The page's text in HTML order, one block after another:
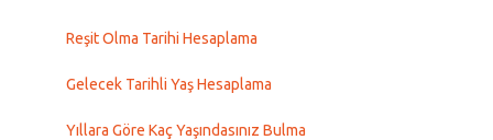
Reşit Olma Tarihi Hesaplama
Gelecek Tarihli Yaş Hesaplama
Yıllara Göre Kaç Yaşındasınız Bulma